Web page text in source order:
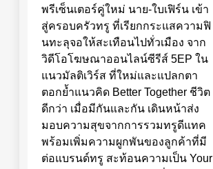
พรีเซ็นเตอร์คู่ใหม่ นาย-ใบเฟิร์น เข้า
สู่ครอบครัวทรู ที่เรียกกระแสความฟิ
นทะลุจอให้สะเทือนไปทั่วเมือง จาก
วิดีโอโฆษณาออนไลน์ซีรีส์ 5EP ใน
แนวมัลติเวิร์ส ที่ใหม่และแปลกตา
ตอกย้ำแนวคิด Better Together ชีวิต
ดีกว่า เมื่อมีกันและกัน เดินหน้าส่ง
มอบความสุขจากการรวมทรูดีแทค
พร้อมเพิ่มความผูกพันของลูกค้าที่มี
ต่อแบรนด์ทรู สะท้อนความเป็น Your